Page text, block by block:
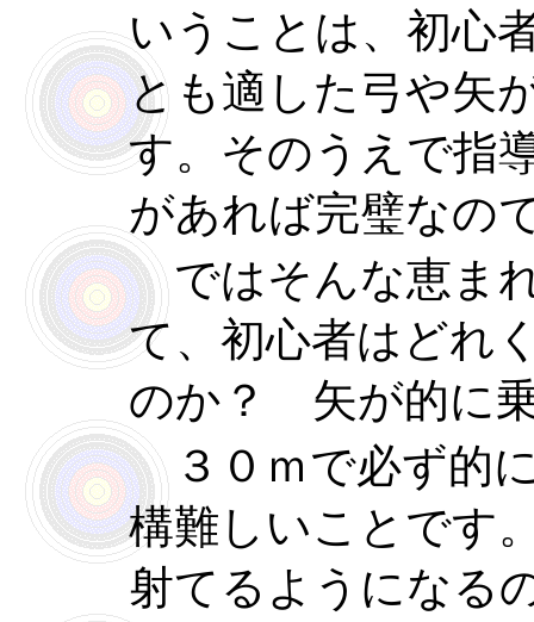
いうことは、初心
とも適した弓や矢
す。そのうえで指
があれば完璧なの
ではそんな恵ま
て、初心者はどれ
のか？ 矢が的に
３０ｍで必ず的
構難しいことです
射てるようになる